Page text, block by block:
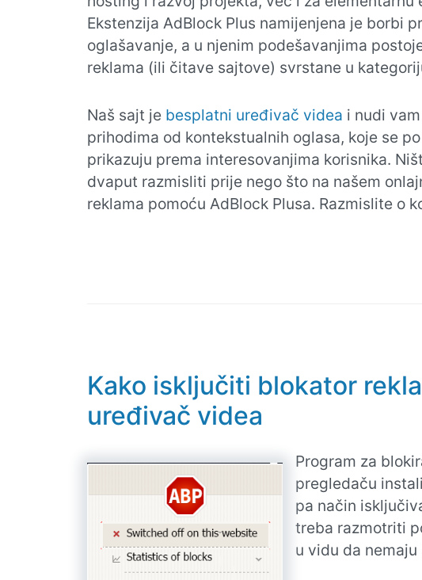
Ekstenzija AdBlock Plus namijenjena je borbi
oglašavanje, a u njenim podešavanjima
reklama (ili čitave sajtove) svrstane u
Naš sajt je besplatni uređivač videa i nudi
prihodima od kontekstualnih oglasa, koje se
prikazuju prema interesovanjima korisnika.
dvaput razmisliti prije nego što na našem
reklama pomoću AdBlock Plusa. Razmislite o
Kako isključiti blokator
uređivač videa
Program za
pregledaču
pa način
treba razmotriti
u vidu da